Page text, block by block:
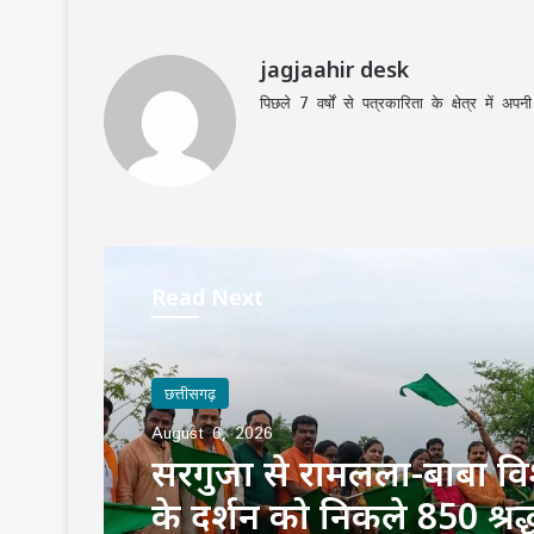
jagjaahir desk
पिछले 7 वर्षों से पत्रकारिता के क्षेत्र में
Read Next
छत्तीसगढ़
August 6, 2026
सरगुजा से रामलला-बाबा
के दर्शन को निकले 850